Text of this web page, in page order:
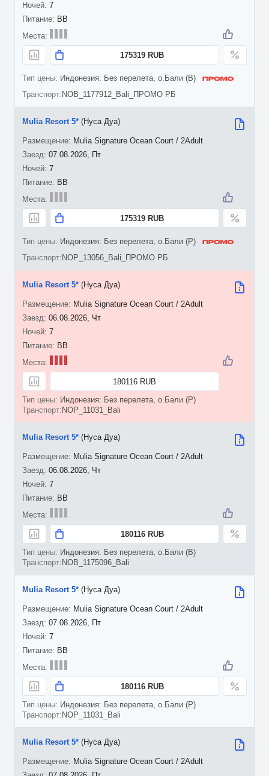
7
BB
175319 RUB
Индонезия: Без перелета, о.Бали (B)
NOB_1177912_Bali_ПРОМО РБ
07.08.2026, Пт
7
Mulia Resort 5* (Нуса Дуа)
Mulia Signature Ocean Court / 2Adult
BB
175319 RUB
Индонезия: Без перелета, о.Бали (P)
NOP_13056_Bali_ПРОМО РБ
06.08.2026, Чт
7
Mulia Resort 5* (Нуса Дуа)
Mulia Signature Ocean Court / 2Adult
BB
180116 RUB
Индонезия: Без перелета, о.Бали (P)
NOP_11031_Bali
06.08.2026, Чт
7
Mulia Resort 5* (Нуса Дуа)
Mulia Signature Ocean Court / 2Adult
BB
180116 RUB
Индонезия: Без перелета, о.Бали (B)
NOB_1175096_Bali
07.08.2026, Пт
7
Mulia Resort 5* (Нуса Дуа)
Mulia Signature Ocean Court / 2Adult
BB
180116 RUB
Индонезия: Без перелета, о.Бали (P)
NOP_11031_Bali
Mulia Resort 5* (Нуса Дуа)
Mulia Signature Ocean Court / 2Adult